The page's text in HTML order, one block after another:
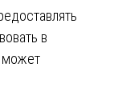
в
может